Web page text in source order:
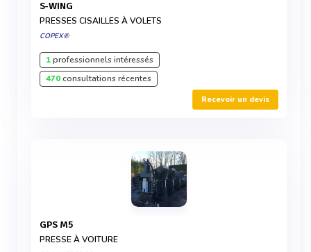
S-WING
PRESSES CISAILLES À VOLETS
COPEX®
1professionnels intéressés
470consultations récentes
Recevoir un devis
GPS M5
PRESSE À VOITURE